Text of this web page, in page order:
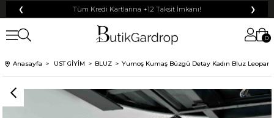
❮ Tüm Kredi Kartlarına +12 Taksit İmkanı! ❯
0
Anasayfa ÜST GİYİM BLUZ Yumoş Kumaş Büzgü Detay Kadın Bluz Leopar
200 TL
% 15
500 TL
% 5